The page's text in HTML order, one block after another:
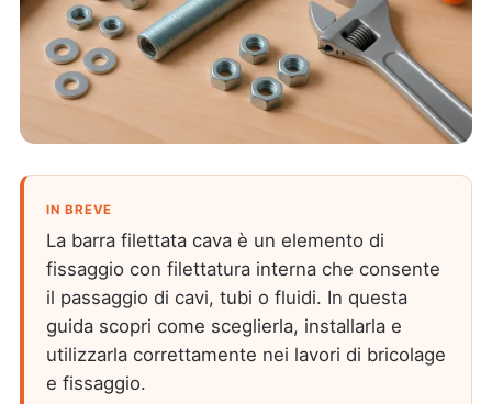
IN BREVE
La barra filettata cava è un elemento di
fissaggio con filettatura interna che consente
il passaggio di cavi, tubi o fluidi. In questa
guida scopri come sceglierla, installarla e
utilizzarla correttamente nei lavori di bricolage
e fissaggio.